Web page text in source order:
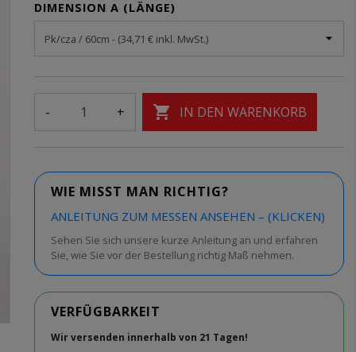
DIMENSION A (LÄNGE)
- +  IN DEN WARENKORB
WIE MISST MAN RICHTIG?
ANLEITUNG ZUM MESSEN ANSEHEN – (KLICKEN)
Sehen Sie sich unsere kurze Anleitung an und erfahren
Sie, wie Sie vor der Bestellung richtig Maß nehmen.
VERFÜGBARKEIT
Wir versenden innerhalb von 21 Tagen!